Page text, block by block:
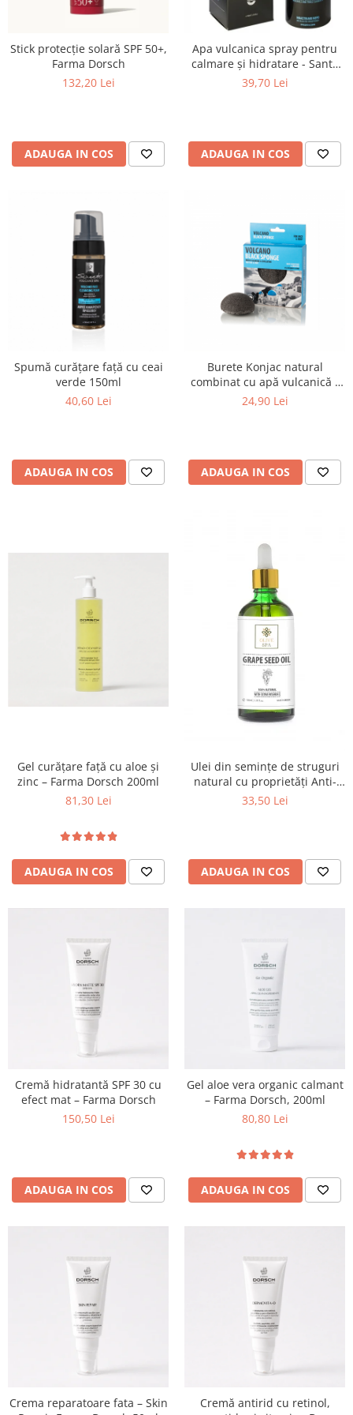
Stick protecție solară SPF 50+,
Farma Dorsch
132,20 Lei
ADAUGA IN COS
Apa vulcanica spray pentru
calmare și hidratare - Santo
Volcano Spa
39,70 Lei
ADAUGA IN COS
Spumă curățare față cu ceai
verde 150ml
40,60 Lei
ADAUGA IN COS
Burete Konjac natural
combinat cu apă vulcanică -
Santo Volcano Spa
24,90 Lei
ADAUGA IN COS
Gel curățare față cu aloe și
zinc – Farma Dorsch 200ml
81,30 Lei
ADAUGA IN COS
Ulei din semințe de struguri
natural cu proprietăți Anti-
Aging - Olive Spa
33,50 Lei
ADAUGA IN COS
Cremă hidratantă SPF 30 cu
efect mat – Farma Dorsch
150,50 Lei
ADAUGA IN COS
Gel aloe vera organic calmant
– Farma Dorsch, 200ml
80,80 Lei
ADAUGA IN COS
Crema reparatoare fata – Skin
Cremă antirid cu retinol,